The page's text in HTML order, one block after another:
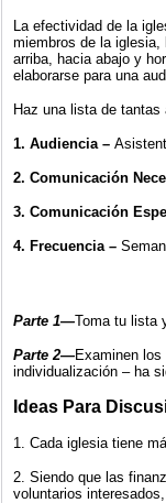
La efectividad de la
miembros de la
arriba, hacia abajo y
elaborarse para una
Haz una lista de
1. Audiencia –
2. Comunicación
3. Comunicación
4. Frecuencia –
Parte 1—Toma tu lista
Parte 2—Examinen
individualización – ha
Ideas Para
1. Cada iglesia tiene
2. Siendo que las
voluntarios